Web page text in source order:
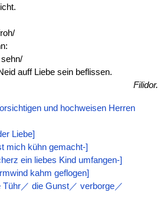
auff Liebe sein beflissen.
Filidor.
und hochweisen Herren
Liebe]
mich kühn gemacht-]
ein liebes Kind umfangen-]
kahm geflogen]
／ die Gunst／ verborge／